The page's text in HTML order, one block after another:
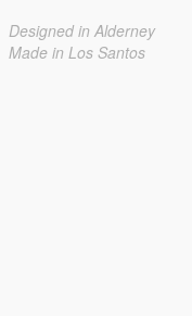
Designed in Alderney
Made in Los Santos